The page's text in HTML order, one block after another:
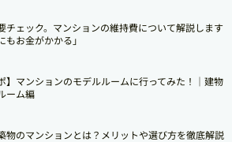
チェック。マンションの維持費について解説します
もお金がかかる」
】マンションのモデルルームに行ってみた！｜建物
ーム編
物のマンションとは？メリットや選び方を徹底解説